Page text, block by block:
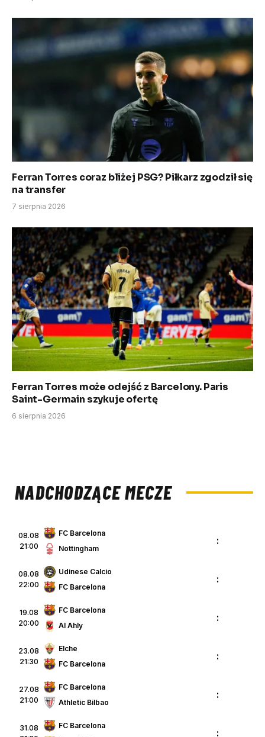
Ferran Torres coraz bliżej PSG? Piłkarz zgodził się
na transfer
7 sierpnia 2026
Ferran Torres może odejść z Barcelony. Paris
Saint-Germain szykuje ofertę
6 sierpnia 2026
NADCHODZĄCE MECZE
08.08
21:00
FC Barcelona
Nottingham
:
08.08
22:00
Udinese Calcio
FC Barcelona
:
19.08
20:00
FC Barcelona
Al Ahly
:
23.08
21:30
Elche
FC Barcelona
:
27.08
21:00
FC Barcelona
Athletic Bilbao
:
31.08
FC Barcelona
: